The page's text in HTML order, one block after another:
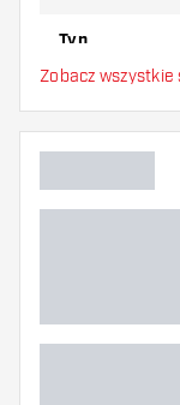
Typ
Dodatkowe
Zobacz